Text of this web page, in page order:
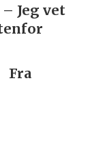
Jeg vet
Fra